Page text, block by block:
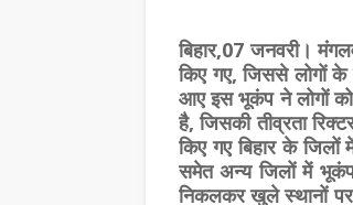
बिहार,07 जनवरी।
किए गए, जिससे लोगों
आए इस भूकंप ने लोगों को
है, जिसकी तीव्रता
किए गए बिहार के
समेत अन्य जिलों में
निकलकर खुले स्थानों